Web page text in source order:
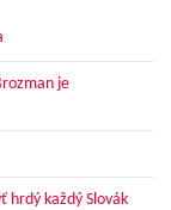
je
hrdý každý Slovák